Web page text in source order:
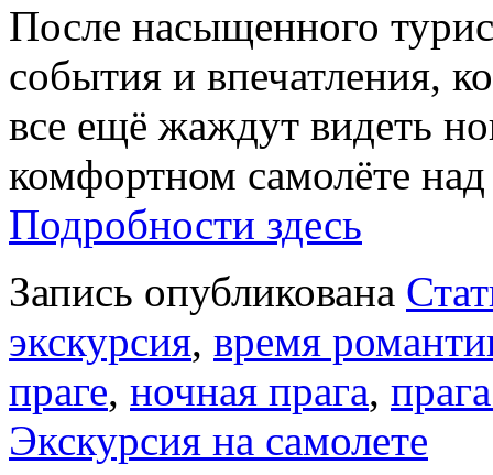
После насыщенного
события и впечатления,
все ещё жаждут видеть
комфортном самолёте
Подробности здесь
Запись опубликована
экскурсия, время
праге, ночная прага,
Экскурсия на самолете